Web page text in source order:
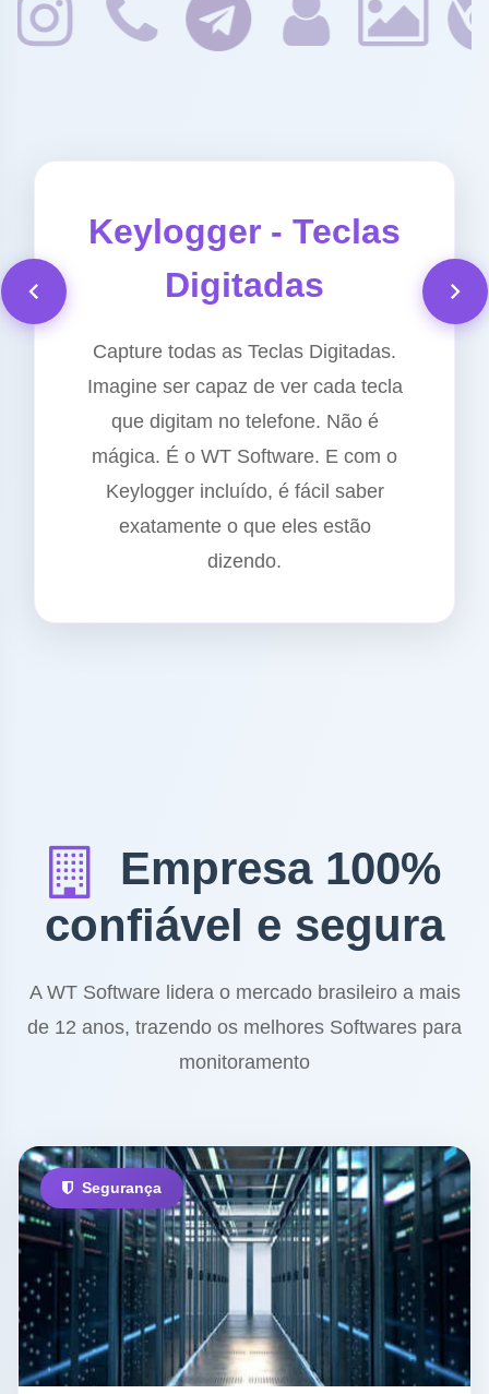
Keylogger - Teclas
Digitadas
Capture todas as Teclas Digitadas.
Imagine ser capaz de ver cada tecla
que digitam no telefone. Não é
mágica. É o WT Software. E com o
Keylogger incluído, é fácil saber
exatamente o que eles estão
dizendo.
Empresa 100%
confiável e segura
A WT Software lidera o mercado brasileiro a mais
de 12 anos, trazendo os melhores Softwares para
monitoramento
Segurança